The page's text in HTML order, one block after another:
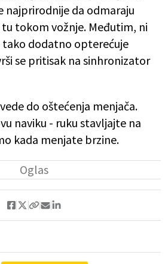
najprirodnije da odmaraju
tokom vožnje. Međutim, ni
tako dodatno opterećuje
se pritisak na sinhronizator
do oštećenja menjača.
naviku - ruku stavljajte na
kada menjate brzine.